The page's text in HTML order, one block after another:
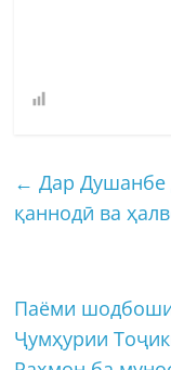
← Дар Душанбе
қаннодӣ ва
Паёми
Ҷумҳурии